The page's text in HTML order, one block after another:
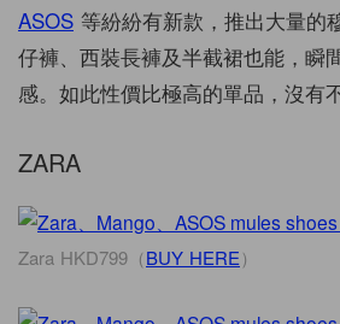
ASOS 等紛紛有新款，推出大量的
仔褲、西裝長褲及半截裙也能，瞬
感。如此性價比極高的單品，沒有
ZARA
Zara HKD799（BUY HERE）